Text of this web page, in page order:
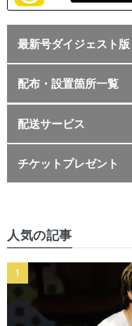
最新号ダイジェスト版
配布・設置箇所一覧
配送サービス
チケットプレゼント
人気の記事